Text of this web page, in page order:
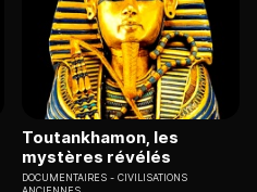
Toutankhamon, les
mystères révélés
DOCUMENTAIRES
CIVILISATIONS